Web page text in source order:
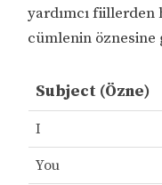
yardımcı fiillerden
cümlenin öznesine
Subject (Özne)
I
You